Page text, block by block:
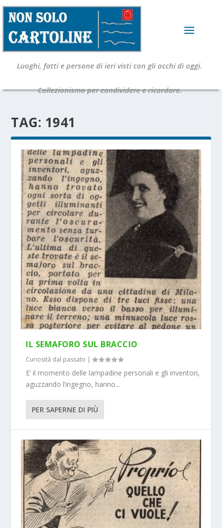
Luoghi, fatti e persone di ieri visti con gli occhi di oggi.
Collezionismo per condividere e ricordare.
TAG: 1941
IL SEMAFORO SUL BRACCIO
Curiosità dal passato |
E’ il momento delle lampadine personali e gli inventori,
aguzzando l’ingegno, hanno...
PER SAPERNE DI PIÙ